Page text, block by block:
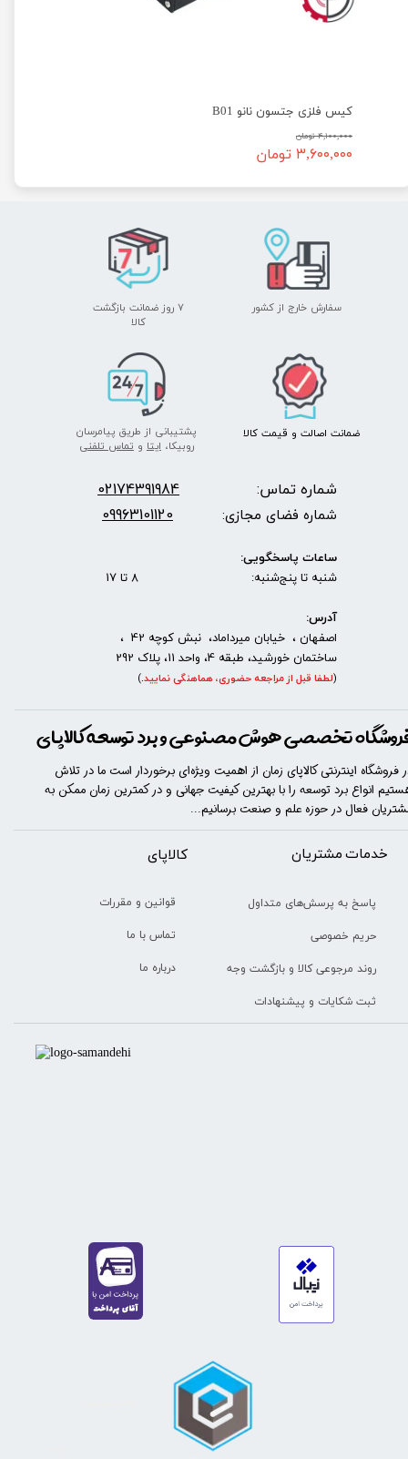
کیس فلزی جتسون نانو B01
۴,۱۰۰,۰۰۰ تومان
۳,۶۰۰,۰۰۰ تومان
پشتیبانی از طریق پیامرسان
روبیکا،ایتا وتماس تلفنی
سفارش خارج از کشور
۷ روز ضمانت بازگشت
​​​​​​​کالا
ضمانت اصالت و قیمت​​​​​​​ کالا ​​​​​​​
خدمات مشتریان
پاسخ به پرسش‌های متداول
حریم خصوصی
روند مرجوعی کالا و بازگشت وجه
ثبت شکایات و پیشنهادات
​​کالاپای
قوانین و مقررات
تماس با ما
درباره ما
تخصصی هوش مصنوعی و برد توسعه کالاپای
فروشگاه اینترنتی کالاپای زمان از اهمیت ویژه‌ای برخوردار است ما در تلاش
انواع برد توسعه را با​​​ بهترین کیفیت جهانی و در کمترین زمان ممکن به
فعال در حوزه علم و صنعت برسانیم...
شماره تماس: 02174391984
شماره فضای مجازی: 09963101120
ساعات پاسخگویی:
شنبه تا پنج‌شنبه: 8 تا 17
آدرس:
اصفهان ، خیابان میرداماد، نبش کوچه 42 ،
ساختمان خورشید، طبقه 4، واحد 11، پلاک 292
(لطفا قبل از مراجعه حضوری، هماهنگی نمایید.
)